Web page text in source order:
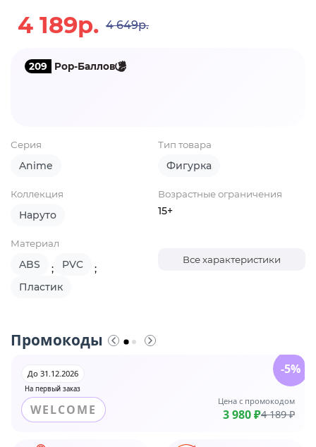
4 189р. 4 649р.
209 Pop-Баллов
Серия
Anime
Тип товара
Фигурка
Коллекция
Наруто
Возрастные ограничения
15+
Материал
ABS ; PVC
;
Пластик
Все характеристики
Промокоды
На первый заказ
До 31.12.2026
WELCOME
Цена с промокодом
3 980 ₽4 189 ₽
-5%